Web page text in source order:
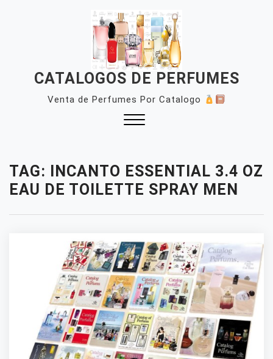
CATALOGOS DE PERFUMES
Venta de Perfumes Por Catalogo
TAG:
INCANTO ESSENTIAL 3.4 OZ
EAU DE TOILETTE SPRAY MEN